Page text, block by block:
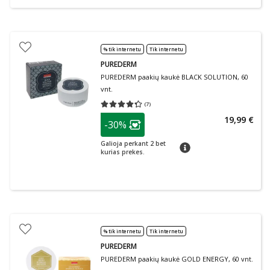
% tik internetu Tik internetu
PUREDERM
PUREDERM paakių kaukė BLACK SOLUTION, 60
vnt.
(7)
Vidutinis įvertinimas 4.29
patarimas
Lojalumo klubo narių nuolaida
-30%
Galioja perkant 2 bet
kurias prekes.
patarimas
19,99 €
% tik internetu Tik internetu
PUREDERM
PUREDERM paakių kaukė GOLD ENERGY, 60 vnt.